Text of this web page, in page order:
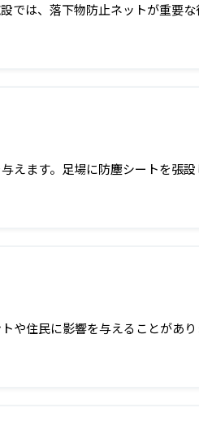
では、落下物防止ネットが重要
えます。足場に防塵シートを張
や住民に影響を与えることがあ